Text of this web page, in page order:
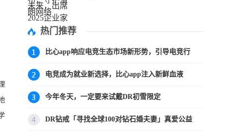
热门推荐
比心app响应电竞生态市场新形势，引导电竞行
电竞成为就业新选择，比心app注入新鲜血液
今年冬天，一定要来试戴DR初雪限定
DR钻戒「寻找全球100对钻石婚夫妻」真爱公益